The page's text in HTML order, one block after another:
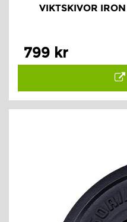
VIKTSKIVOR
799 kr